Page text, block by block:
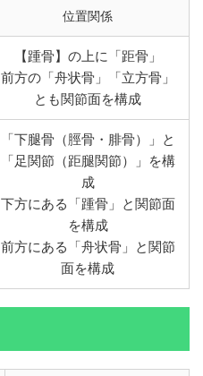
位置関係
【踵骨】の上に「距骨」
前方の「舟状骨」「立方骨」
とも関節面を構成
「下腿骨（脛骨・腓骨）」と
「足関節（距腿関節）」を構
成
下方にある「踵骨」と関節面
を構成
前方にある「舟状骨」と関節
面を構成